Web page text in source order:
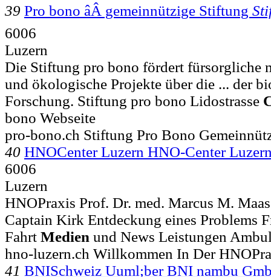
39 Pro bono âÂ gemeinnützige Stiftung
6006
Luzern
Die Stiftung pro bono fördert fürsorgliche
und ökologische Projekte über die ... der
Forschung. Stiftung pro bono Lidostrasse
bono Webseite
pro-bono.ch Stiftung Pro Bono
40 HNOCenter Luzern HNO-Center
6006
Luzern
HNOPraxis Prof. Dr. med. Marcus M.
Captain Kirk Entdeckung eines Problems
Fahrt Medien und News Leistungen
hno-luzern.ch Willkommen In Der
41 BNISchweiz Uuml;ber BNI nambu